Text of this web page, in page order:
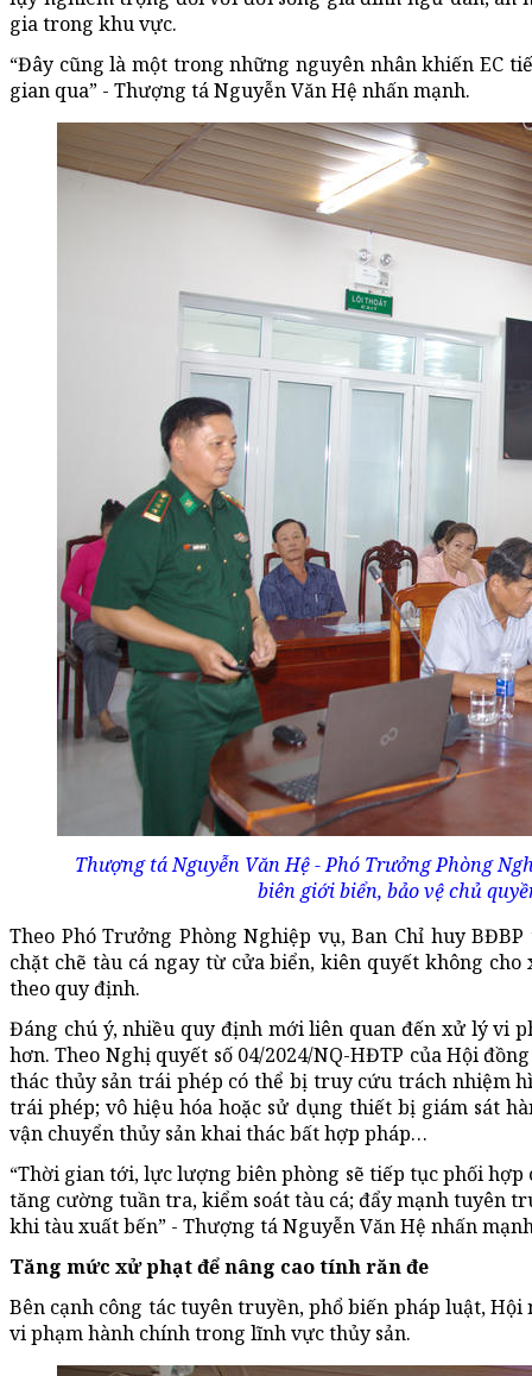
gia trong khu vực.
“Đây cũng là một trong những nguyên nhân khiến EC
gian qua” - Thượng tá Nguyễn Văn Hệ nhấn mạnh.
Thượng tá Nguyễn Văn Hệ - Phó Trưởng Phòng
biên giới biển, bảo vệ chủ
Theo Phó Trưởng Phòng Nghiệp vụ, Ban Chỉ huy
chặt chẽ tàu cá ngay từ cửa biển, kiên quyết không
theo quy định.
Đáng chú ý, nhiều quy định mới liên quan đến xử lý vi
hơn. Theo Nghị quyết số 04/2024/NQ-HĐTP của Hội
thác thủy sản trái phép có thể bị truy cứu trách nhiệm
trái phép; vô hiệu hóa hoặc sử dụng thiết bị giám sát
vận chuyển thủy sản khai thác bất hợp pháp…
“Thời gian tới, lực lượng biên phòng sẽ tiếp tục phối
tăng cường tuần tra, kiểm soát tàu cá; đẩy mạnh tuyên
khi tàu xuất bến” - Thượng tá Nguyễn Văn Hệ nhấn
Tăng mức xử phạt để nâng cao tính răn đe
Bên cạnh công tác tuyên truyền, phổ biến pháp luật,
vi phạm hành chính trong lĩnh vực thủy sản.